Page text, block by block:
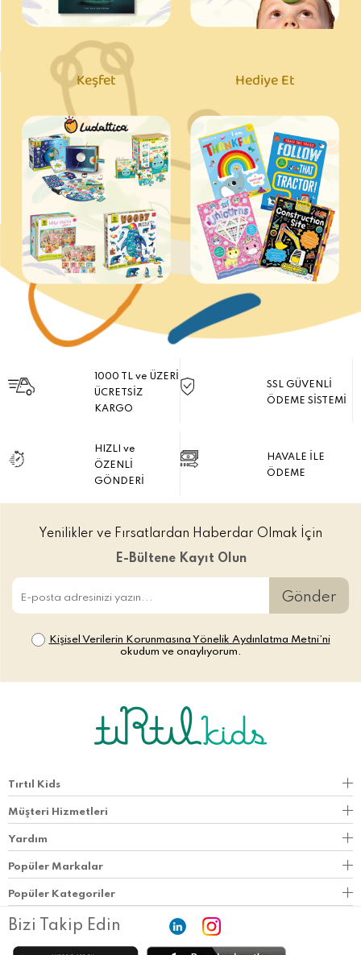
Keşfet Hediye Et
1000 TL ve ÜZERİ
ÜCRETSİZ
KARGO
SSL GÜVENLİ
ÖDEME SİSTEMİ
HIZLI ve
ÖZENLİ
GÖNDERİ
HAVALE İLE
ÖDEME
Yenilikler ve Fırsatlardan Haberdar Olmak İçin
E-Bültene Kayıt Olun
Gönder
Kişisel Verilerin Korunmasına Yönelik Aydınlatma Metni’ni
okudum ve onaylıyorum.
Tırtıl Kids
Müşteri Hizmetleri
Yardım
Popüler Markalar
Popüler Kategoriler
Bizi Takip Edin